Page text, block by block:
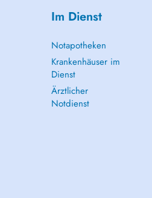
Im Dienst
Notapotheken
Krankenhäuser im
Dienst
Ärztlicher
Notdienst